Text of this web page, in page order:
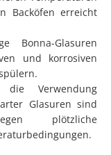
Backöfen erreicht
Bonna-Glasuren
und korrosiven
Verwendung
Glasuren sind
plötzliche